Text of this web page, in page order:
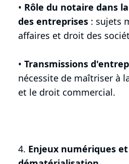
• Rôle du notaire dans
des entreprises : sujets
affaires et droit des
• Transmissions
nécessite de maîtriser à
et le droit commercial.
4. Enjeux numériques et